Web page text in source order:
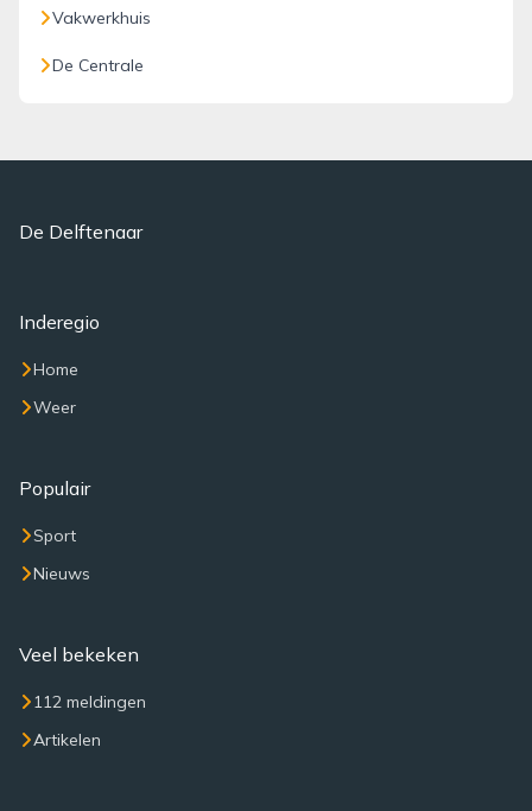
Vakwerkhuis
De Centrale
De Delftenaar
Inderegio
Home
Weer
Populair
Sport
Nieuws
Veel bekeken
112 meldingen
Artikelen